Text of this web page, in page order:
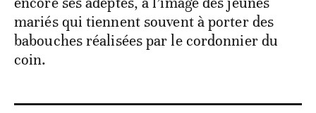
mariés qui tiennent souvent à porter des
babouches réalisées par le cordonnier du
coin.